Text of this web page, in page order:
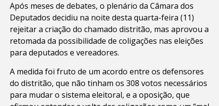
Após meses de debates, o plenário da Câmara dos
Deputados decidiu na noite desta quarta-feira (11)
rejeitar a criação do chamado distritão, mas aprovou a
retomada da possibilidade de coligações nas eleições
para deputados e vereadores.
A medida foi fruto de um acordo entre os defensores
do distritão, que não tinham os 308 votos necessários
para mudar o sistema eleitoral, e a oposição, que